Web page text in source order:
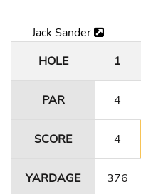
Jack Sander
HOLE
1
PAR 4
SCORE 4
YARDAGE 376